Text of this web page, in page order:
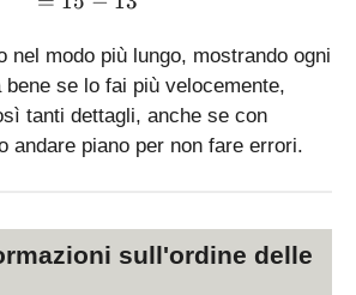
nel modo più lungo, mostrando ogni
se lo fai più velocemente,
tanti dettagli, anche se con
andare piano per non fare errori.
sull'ordine delle